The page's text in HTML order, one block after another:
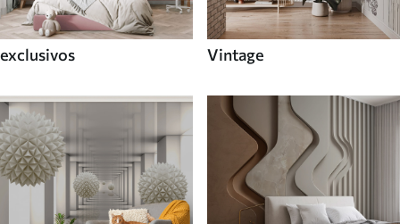
exclusivos Vintage